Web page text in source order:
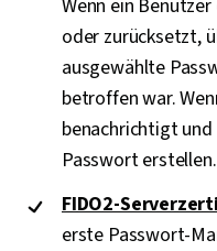
Wenn ein
oder zurücksetzt,
ausgewählte
betroffen war.
benachrichtigt
Passwort erstellen.
FIDO2-
erste Passwort-